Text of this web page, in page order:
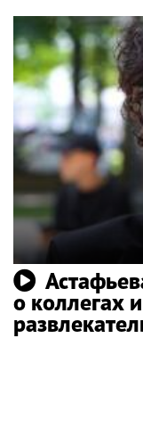
о коллегах